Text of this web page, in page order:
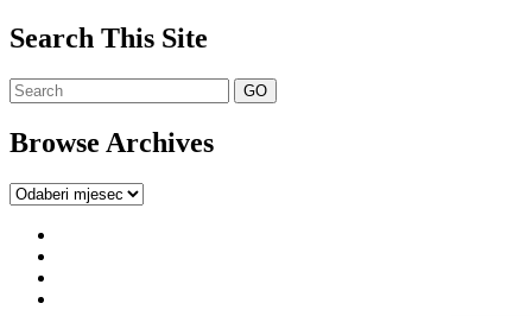
Search This Site
Browse Archives
Browse